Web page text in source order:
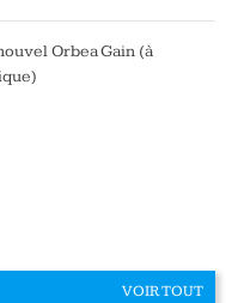
Orbea Gain (à
VOIR TOUT